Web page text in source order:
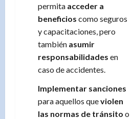
permita acceder a
beneficios como seguros
y capacitaciones, pero
también asumir
responsabilidades en
caso de accidentes.
Implementar sanciones
para aquellos queviolen
las normas de tránsito o